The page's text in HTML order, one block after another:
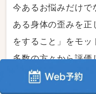
今あるお悩みだけで
ある身体の歪みを正
をすること」をモ
多数の方々から評価
自負しております。